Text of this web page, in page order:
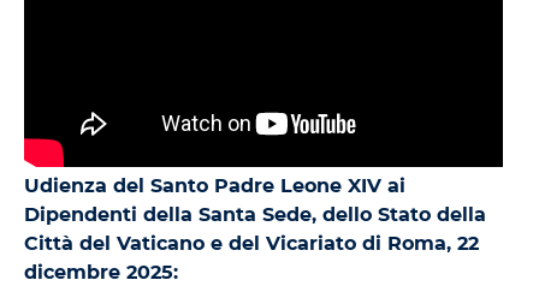
Udienza del Santo Padre Leone XIV ai
Dipendenti della Santa Sede, dello Stato della
Città del Vaticano e del Vicariato di Roma, 22
dicembre 2025: